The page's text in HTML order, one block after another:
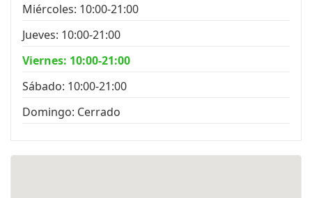
Miércoles: 10:00-21:00
Jueves: 10:00-21:00
Viernes: 10:00-21:00
Sábado: 10:00-21:00
Domingo: Cerrado